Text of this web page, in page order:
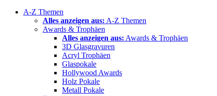
A-Z Themen
Alles anzeigen aus: A-Z Themen
Awards & Trophäen
Alles anzeigen aus: Awards & Trophäen
3D Glasgravuren
Acryl Trophäen
Glaspokale
Hollywood Awards
Holz Pokale
Metall Pokale